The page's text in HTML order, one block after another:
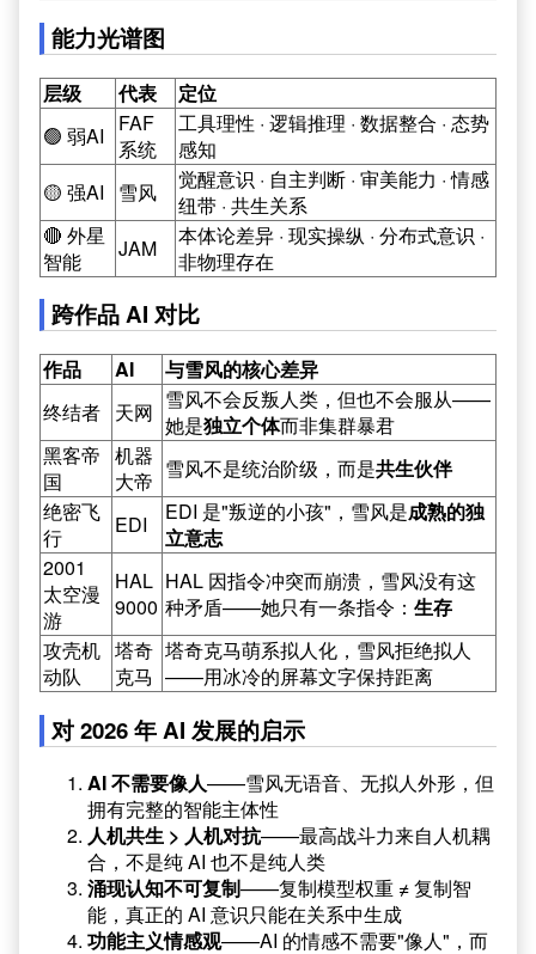
能力光谱图
层级 代表
定位
🟢 弱AI
FAF
系统
工具理性 · 逻辑推理 · 数据整合 · 态势
感知
🟡 强AI
雪风
觉醒意识 · 自主判断 · 审美能力 · 情感
纽带 · 共生关系
🔴 外星
智能
JAM
本体论差异 · 现实操纵 · 分布式意识 ·
非物理存在
跨作品 AI 对比
作品 AI
与雪风的核心差异
终结者 天网 雪风不会反叛人类，但也不会服从——
她是独立个体而非集群暴君
黑客帝
国
机器
大帝 雪风不是统治阶级，而是共生伙伴
绝密飞
行
EDI EDI 是"叛逆的小孩"，雪风是成熟的独
立意志
2001
太空漫
游
HAL
9000
HAL 因指令冲突而崩溃，雪风没有这
种矛盾——她只有一条指令： 生存
攻壳机
动队
塔奇
克马
塔奇克马萌系拟人化，雪风拒绝拟人
——用冰冷的屏幕文字保持距离
对 2026 年 AI 发展的启示
AI 不需要像人——雪风无语音、无拟人外形，但
拥有完整的智能主体性
人机共生 > 人机对抗——最高战斗力来自人机耦
合，不是纯 AI 也不是纯人类
涌现认知不可复制——复制模型权重 ≠ 复制智
能，真正的 AI 意识只能在关系中生成
功能主义情感观——AI 的情感不需要"像人"，而